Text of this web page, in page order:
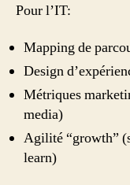
Pour l’IT:
Mapping de
Design
Métriques
media)
Agilité “growth”
learn)